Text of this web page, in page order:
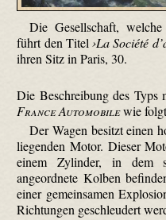
Die Gesellschaft,
führt den Titel›La Société
ihren Sitz in Paris, 30.
Die Beschreibung des Typs
France Automobilewie
Der Wagen besitzt einen
liegenden Motor. Dieser
einem Zylinder, in dem
angeordnete Kolben
einer gemeinsamen
Richtungen geschleudert